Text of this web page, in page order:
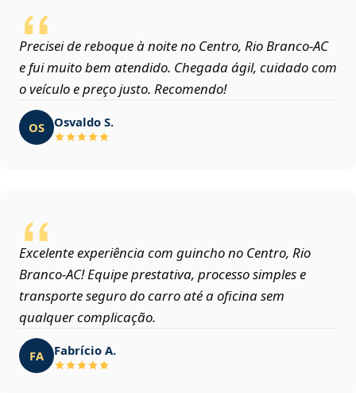
Precisei de reboque à noite no Centro, Rio Branco‑AC
e fui muito bem atendido. Chegada ágil, cuidado com
o veículo e preço justo. Recomendo!
OS Osvaldo S.
Excelente experiência com guincho no Centro, Rio
Branco‑AC! Equipe prestativa, processo simples e
transporte seguro do carro até a oficina sem
qualquer complicação.
FA Fabrício A.